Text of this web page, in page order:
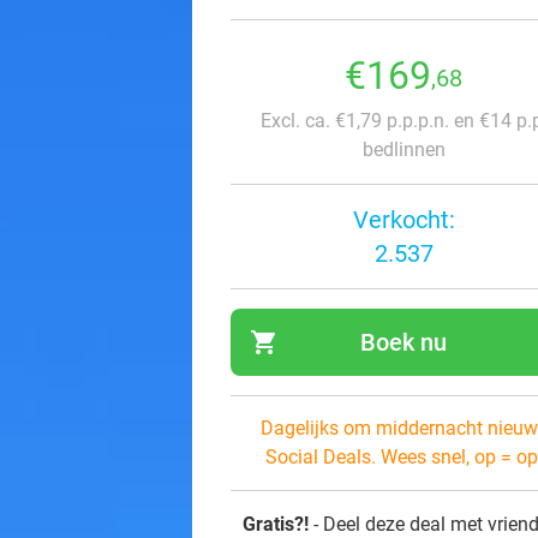
€169,68
Excl. ca. €1,79 p.p.p.n. en €14
bedlinnen
Verkocht:
2.537
shopping_cart Boek nu
Dagelijks om middernacht
Social Deals. Wees snel, op =
Gratis?! - Deel deze deal met